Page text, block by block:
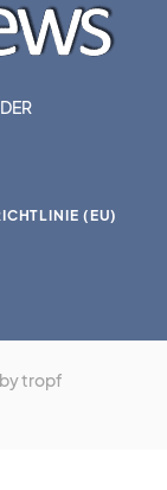
(EU)
tropf